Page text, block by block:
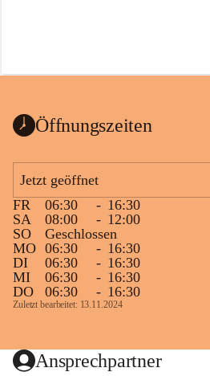
Öffnungszeiten
Jetzt geöffnet
FR
06:30 - 16:30
SA
08:00 - 12:00
SO
Geschlossen
MO 06:30 - 16:30
DI
06:30 - 16:30
MI
06:30 - 16:30
DO
06:30 - 16:30
Zuletzt bearbeitet: 13.11.2024
Ansprechpartner